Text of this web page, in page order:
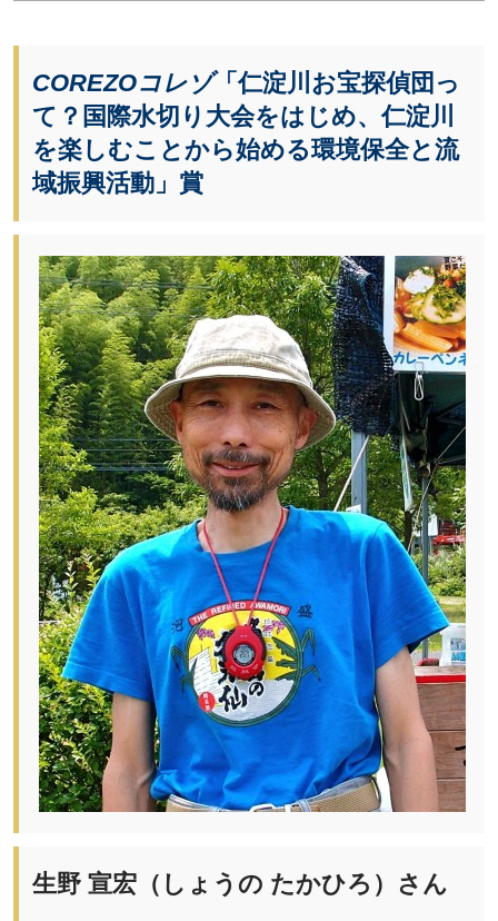
COREZOコレゾ「仁淀川お宝探偵団っ
て？国際水切り大会をはじめ、仁淀川
を楽しむことから始める環境保全と流
域振興活動」賞
生野 宣宏（しょうの たかひろ）さん